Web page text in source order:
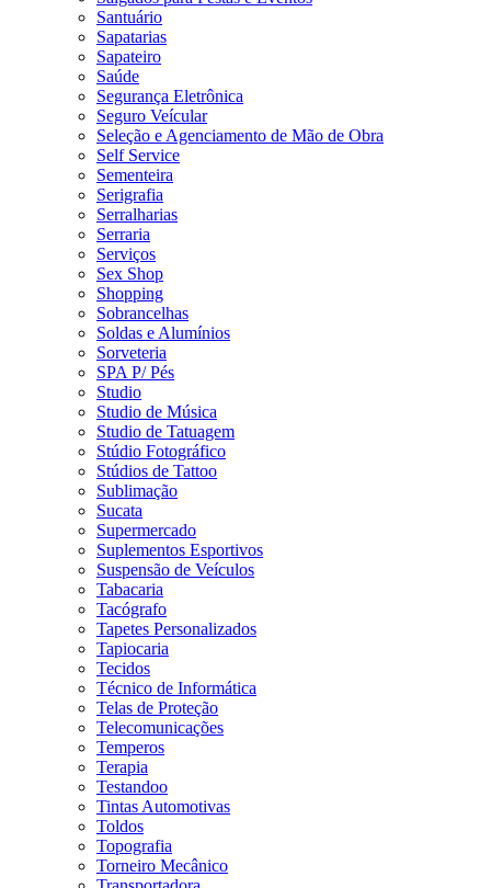
Santuário
Sapatarias
Sapateiro
Saúde
Segurança Eletrônica
Seguro Veícular
Seleção e Agenciamento de Mão de Obra
Self Service
Sementeira
Serigrafia
Serralharias
Serraria
Serviços
Sex Shop
Shopping
Sobrancelhas
Soldas e Alumínios
Sorveteria
SPA P/ Pés
Studio
Studio de Música
Studio de Tatuagem
Stúdio Fotográfico
Stúdios de Tattoo
Sublimação
Sucata
Supermercado
Suplementos Esportivos
Suspensão de Veículos
Tabacaria
Tacógrafo
Tapetes Personalizados
Tapiocaria
Tecidos
Técnico de Informática
Telas de Proteção
Telecomunicações
Temperos
Terapia
Testandoo
Tintas Automotivas
Toldos
Topografia
Torneiro Mecânico